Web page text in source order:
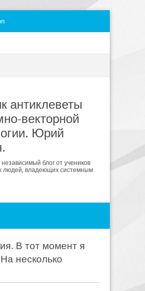
антиклеветы
векторной
Юрий
блог от учеников
людей, владеющих системным
В тот момент я
несколько